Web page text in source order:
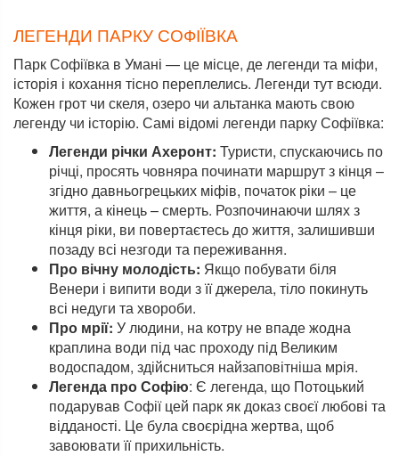
ЛЕГЕНДИ ПАРКУ СОФІЇВКА
Парк Софіївка в Умані — це місце, де легенди та міфи,
історія і кохання тісно переплелись. Легенди тут всюди.
Кожен грот чи скеля, озеро чи альтанка мають свою
легенду чи історію. Самі відомі легенди парку Софіївка:
Легенди річки Ахеронт: Туристи, спускаючись по
річці, просять човняра починати маршрут з кінця –
згідно давньогрецьких міфів, початок ріки – це
життя, а кінець – смерть. Розпочинаючи шлях з
кінця ріки, ви повертаєтесь до життя, залишивши
позаду всі незгоди та переживання.
Про вічну молодість: Якщо побувати біля
Венери і випити води з її джерела, тіло покинуть
всі недуги та хвороби.
Про мрії: У людини, на котру не впаде жодна
краплина води під час проходу під Великим
водоспадом, здійсниться найзаповітніша мрія.
Легенда про Софію: Є легенда, що Потоцький
подарував Софії цей парк як доказ своєї любові та
відданості. Це була своєрідна жертва, щоб
завоювати її прихильність.